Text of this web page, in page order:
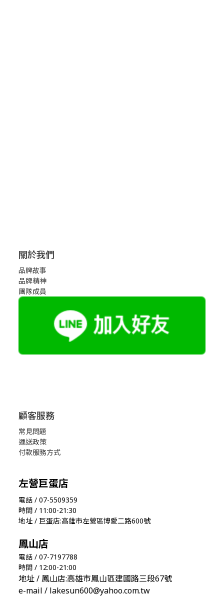
關於我們
品牌故事
品牌精神
團隊成員
顧客服務
常見問題
運送政策
付款服務方式
左營巨蛋店
電話 / 07-5509359
時間 / 11:00-21:30
地址 / 巨蛋店:高雄市左營區博愛二路600號
鳳山店
電話 / 07-7197788
時間 / 12:00-21:00
地址 / 鳳山店:高雄市鳳山區建國路三段67號
e-mail / lakesun600@yahoo.com.tw